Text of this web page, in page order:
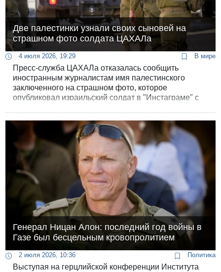
Две палестинки узнали своих сыновей на
страшном фото солдата ЦАХАЛа
4 июля 2026, 19:29 В мире
Пресс-служба ЦАХАЛа отказалась сообщить
иностранным журналистам имя палестинского
заключенного на страшном фото, которое
опубликовал израильский солдат в "Инстаграме" с
Генерал Ницан Алон: последний год войны в
Газе был бесцельным кровопролитием
2 июля 2026, 10:36 Политика
Выступая на герцлийской конференции Института